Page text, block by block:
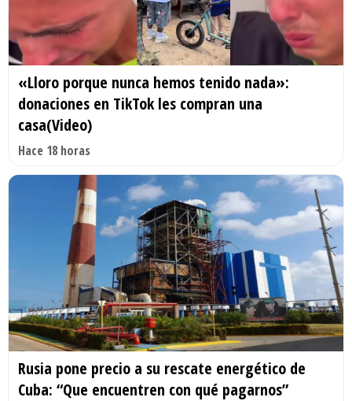
«Lloro porque nunca hemos tenido nada»:
donaciones en TikTok les compran una
casa(Video)
Hace 18 horas
Rusia pone precio a su rescate energético de
Cuba: “Que encuentren con qué pagarnos”